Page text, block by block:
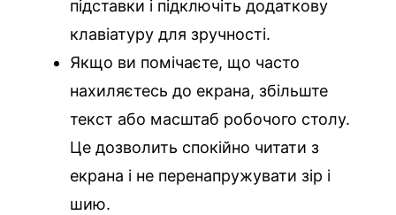
підставки і підключіть додаткову
клавіатуру для зручності.
Якщо ви помічаєте, що часто
нахиляєтесь до екрана, збільште
текст або масштаб робочого столу.
Це дозволить спокійно читати з
екрана і не перенапружувати зір і
шию.